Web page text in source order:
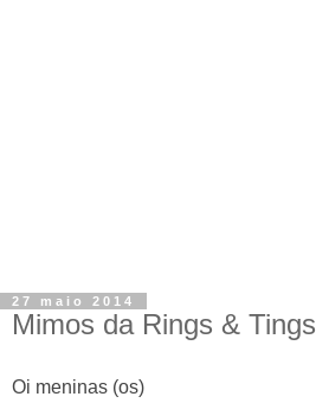
27 maio 2014
Mimos da Rings & Tings
Oi meninas (os)